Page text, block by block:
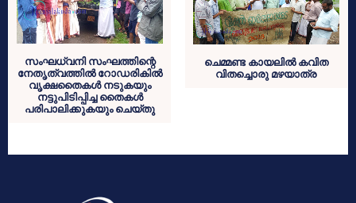
സംഘധ്വനി സംഘത്തിന്റെ
നേതൃത്വത്തില്‍ റോഡരികില്‍
വൃക്ഷതൈകള്‍ നടുകയും
നട്ടുപിടിപ്പിച്ച തൈകള്‍
പരിപാലിക്കുകയും ചെയ്തു
ചെമ്മണ്ട കായലില്‍ കവിത
വിതച്ചൊരു മഴയാത്ര